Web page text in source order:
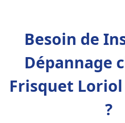
Besoin de
Dépannage
Frisquet
?